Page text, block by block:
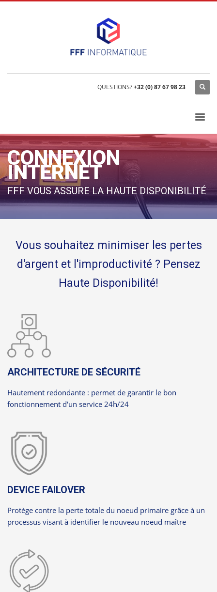
QUESTIONS?+32 (0) 87 67 98 23
CONNEXION
INTERNET
FFF VOUS ASSURE LA HAUTE DISPONIBILITÉ
Vous souhaitez minimiser les pertes
d'argent et l'improductivité ? Pensez
Haute Disponibilité!
ARCHITECTURE DE SÉCURITÉ
Hautement redondante : permet de garantir le bon
fonctionnement d'un service 24h/24
DEVICE FAILOVER
Protège contre la perte totale du noeud primaire grâce à un
processus visant à identifier le nouveau noeud maître